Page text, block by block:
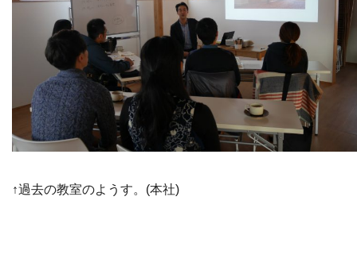
↑過去の教室のようす。(本社)